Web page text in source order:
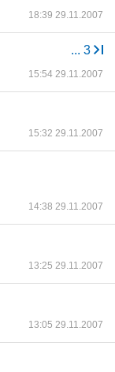
18:39 29.11.2007
... 3
15:54 29.11.2007
15:32 29.11.2007
14:38 29.11.2007
13:25 29.11.2007
13:05 29.11.2007